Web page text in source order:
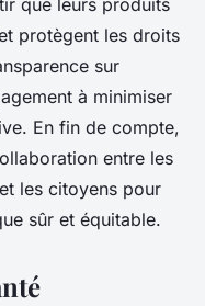
que leurs produits
protègent les droits
sur
à minimiser
En fin de compte,
entre les
les citoyens pour
sûr et équitable.